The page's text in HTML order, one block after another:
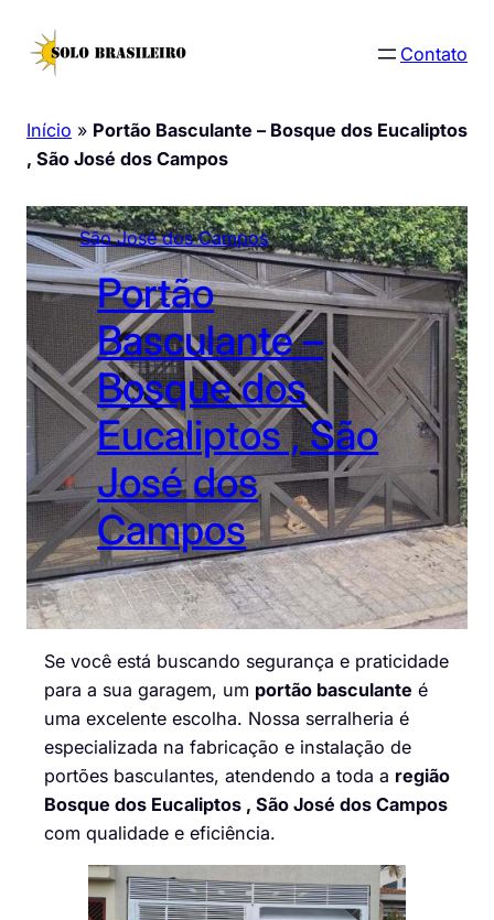
para
Contato
Início » Portão Basculante – Bosque dos Eucaliptos
, São José dos Campos
São José dos Campos
Portão
Basculante –
Bosque dos
Eucaliptos , São
José dos
Campos
Se você está buscando segurança e praticidade
para a sua garagem, um portão basculante é
uma excelente escolha. Nossa serralheria é
especializada na fabricação e instalação de
portões basculantes, atendendo a toda a região
Bosque dos Eucaliptos , São José dos Campos
com qualidade e eficiência.